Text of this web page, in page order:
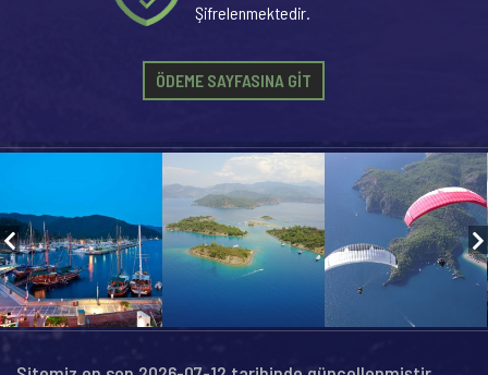
Şifrelenmektedir.
ÖDEME SAYFASINA GİT